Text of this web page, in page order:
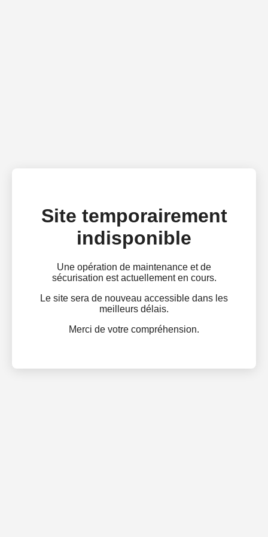
Site temporairement
indisponible
Une opération de maintenance et de
sécurisation est actuellement en cours.
Le site sera de nouveau accessible dans les
meilleurs délais.
Merci de votre compréhension.